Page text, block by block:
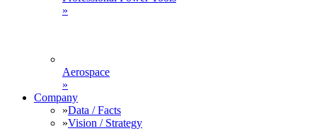
»
Aerospace
»
Company
»Data / Facts
»Vision / Strategy